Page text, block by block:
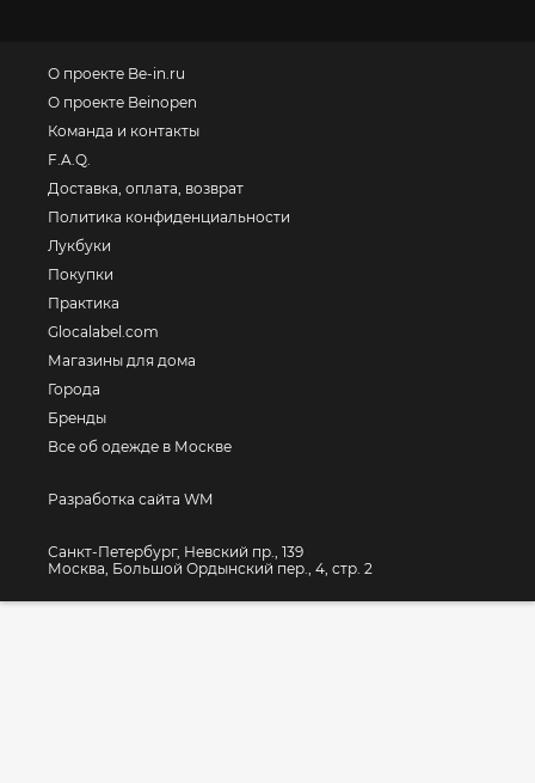
О проекте Be-in.ru
О проекте Beinopen
Команда и контакты
F.A.Q.
Доставка, оплата, возврат
Политика конфиденциальности
Лукбуки
Покупки
Практика
Glocalabel.com
Магазины для дома
Города
Бренды
Все об одежде в Москве
Разработка сайта WM
Санкт-Петербург, Невский пр., 139
Москва, Большой Ордынский пер., 4, стр. 2